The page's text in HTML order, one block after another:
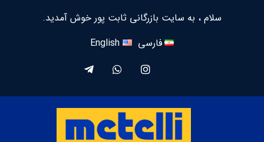
سلام ، به سایت بازرگانی ثابت پور خوش آمدید.
فارسی
English